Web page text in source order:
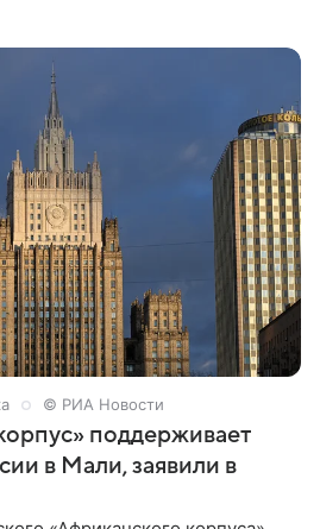
незаконные вооруженные
“Джамаат Нусрат аль-
(аффилирована с “Аль-
освобождения Азавада” под
и координацией действий,
вооруженного
— говорится в
© РИА Новости
поддерживает
в Мали, заявили в